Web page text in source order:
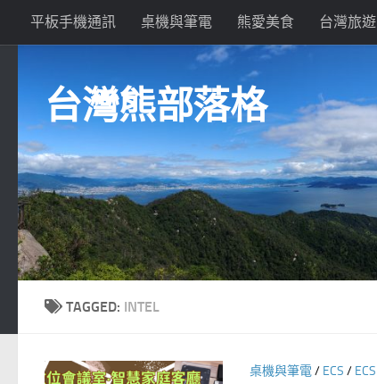
Skip to content
平板手機通訊 桌機與筆電 熊愛美食 台灣旅遊
台灣熊部落格
TAGGED: INTEL
桌機與筆電/ ECS / ECS